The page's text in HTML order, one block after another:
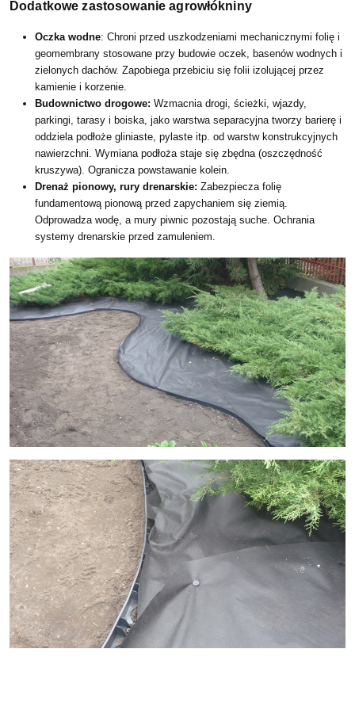
Dodatkowe zastosowanie agrowłókniny
Oczka wodne: Chroni przed uszkodzeniami mechanicznymi folię i
geomembrany stosowane przy budowie oczek, basenów wodnych i
zielonych dachów. Zapobiega przebiciu się folii izolującej przez
kamienie i korzenie.
Budownictwo drogowe: Wzmacnia drogi, ścieżki, wjazdy,
parkingi, tarasy i boiska, jako warstwa separacyjna tworzy barierę i
oddziela podłoże gliniaste, pylaste itp. od warstw konstrukcyjnych
nawierzchni. Wymiana podłoża staje się zbędna (oszczędność
kruszywa). Ogranicza powstawanie kolein.
Drenaż pionowy, rury drenarskie: Zabezpiecza folię
fundamentową pionową przed zapychaniem się ziemią.
Odprowadza wodę, a mury piwnic pozostają suche. Ochrania
systemy drenarskie przed zamuleniem.